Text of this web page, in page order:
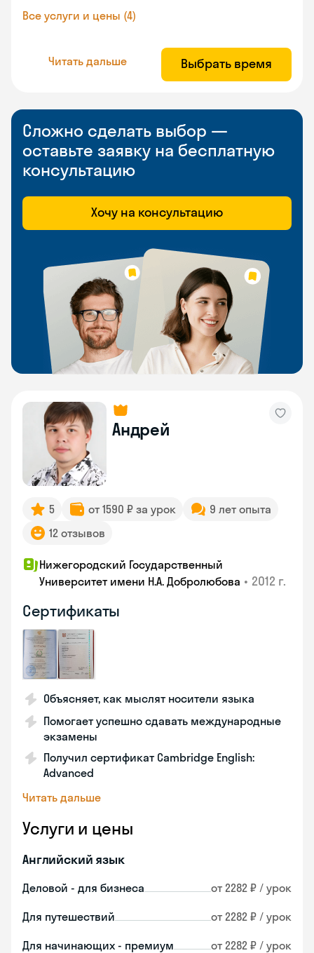
Все услуги и цены (4)
Читать дальше Выбрать время
Сложно сделать выбор —
оставьте заявку на бесплатную
консультацию
Хочу на консультацию
Андрей
5 от 1590 ₽ за урок
9 лет опыта
12 отзывов
Нижегородский Государственный
Университет имени Н.А. Добролюбова • 2012 г.
Сертификаты
Объясняет, как мыслят носители языка
Помогает успешно сдавать международные
экзамены
Получил сертификат Cambridge English:
Advanced
Читать дальше
Услуги и цены
Английский язык
Деловой - для бизнеса от 2282 ₽ / урок
Для путешествий от 2282 ₽ / урок
Для начинающих - премиум от 2282 ₽ / урок